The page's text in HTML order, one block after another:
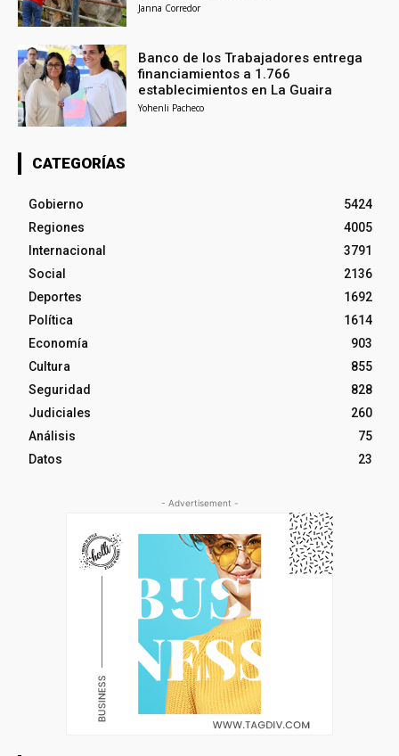
Janna Corredor
Banco de los Trabajadores entrega
financiamientos a 1.766
establecimientos en La Guaira
Yohenli Pacheco
CATEGORÍAS
Gobierno
5424
Regiones
4005
Internacional
3791
Social
2136
Deportes
1692
Política
1614
Economía
903
Cultura
855
Seguridad
828
Judiciales
260
Análisis
75
Datos
23
- Advertisement -